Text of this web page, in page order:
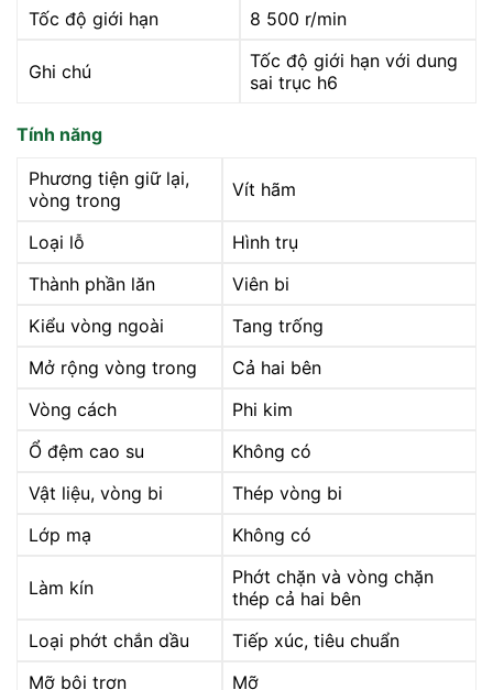
Tốc độ giới hạn 8 500 r/min
Ghi chú
Tốc độ giới hạn với dung
sai trục h6
Tính năng
Phương tiện giữ lại,
vòng trong
Vít hãm
Loại lỗ
Hình trụ
Thành phần lăn
Viên bi
Kiểu vòng ngoài
Tang trống
Mở rộng vòng trong
Cả hai bên
Vòng cách
Phi kim
Ổ đệm cao su
Không có
Vật liệu, vòng bi
Thép vòng bi
Lớp mạ
Không có
Làm kín
Phớt chặn và vòng chặn
thép cả hai bên
Loại phớt chắn dầu
Tiếp xúc, tiêu chuẩn
Mỡ bôi trơn
Mỡ